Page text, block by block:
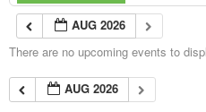
AUG 2026
There are no upcoming events to
AUG 2026